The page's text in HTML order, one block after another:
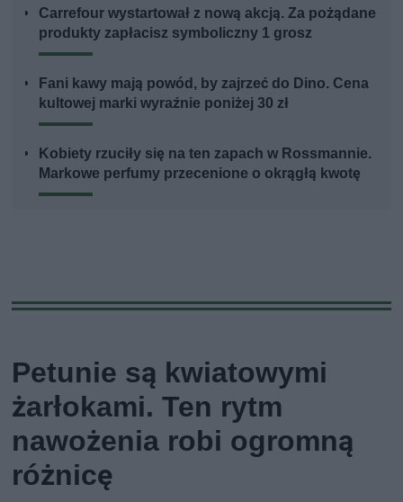
Carrefour wystartował z nową akcją. Za pożądane
produkty zapłacisz symboliczny 1 grosz
Fani kawy mają powód, by zajrzeć do Dino. Cena
kultowej marki wyraźnie poniżej 30 zł
Kobiety rzuciły się na ten zapach w Rossmannie.
Markowe perfumy przecenione o okrągłą kwotę
Petunie są kwiatowymi
żarłokami. Ten rytm
nawożenia robi ogromną
różnicę